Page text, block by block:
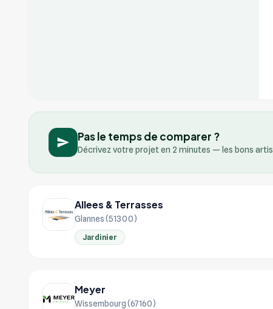
Pas le temps de comparer ?
Décrivez votre projet en 2 minutes — les bons
Allees & Terrasses
Glannes (51300)
Jardinier
Meyer
Wissembourg (67160)